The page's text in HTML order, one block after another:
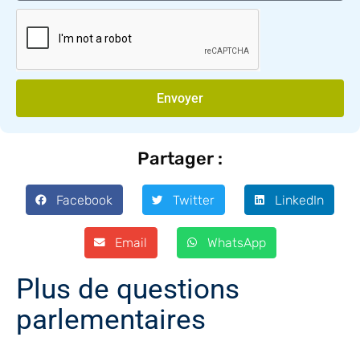
Envoyer
Partager :
Facebook Twitter LinkedIn
Email WhatsApp
Plus de questions
parlementaires